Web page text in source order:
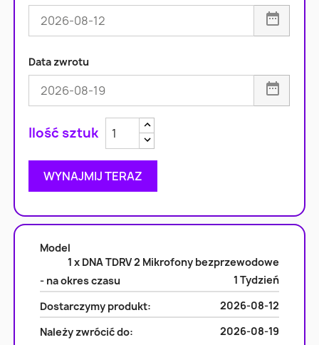
Data zwrotu
Zwiększ ilość
Zmniejsz ilość
WYNAJMIJ TERAZ
Model
1 x DNA TDRV 2 Mikrofony bezprzewodowe
- na okres czasu
1 Tydzień
Dostarczymy produkt:
2026-08-12
Należy zwrócić do:
2026-08-19